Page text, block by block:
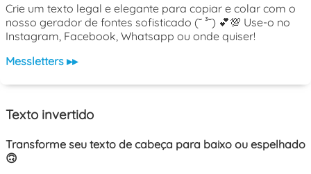
Crie um texto legal e elegante para copiar e colar com o
nosso gerador de fontes sofisticado (˘ ³˘) 💕💯 Use-o no
Instagram, Facebook, Whatsapp ou onde quiser!
Messletters ▸▸
Texto invertido
Transforme seu texto de cabeça para baixo ou espelhado
🙃